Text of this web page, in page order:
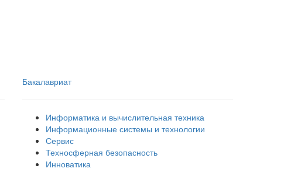
Бакалавриат
Информатика и вычислительная техника
Информационные системы и технологии
Сервис
Техносферная безопасность
Инноватика